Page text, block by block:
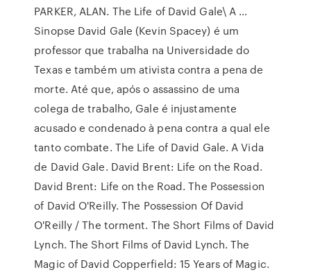
PARKER, ALAN. The Life of David Gale\ A …
Sinopse David Gale (Kevin Spacey) é um
professor que trabalha na Universidade do
Texas e também um ativista contra a pena de
morte. Até que, após o assassino de uma
colega de trabalho, Gale é injustamente
acusado e condenado à pena contra a qual ele
tanto combate. The Life of David Gale. A Vida
de David Gale. David Brent: Life on the Road.
David Brent: Life on the Road. The Possession
of David O'Reilly. The Possession Of David
O'Reilly / The torment. The Short Films of David
Lynch. The Short Films of David Lynch. The
Magic of David Copperfield: 15 Years of Magic.